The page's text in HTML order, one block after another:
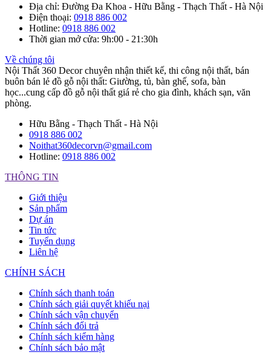
Địa chỉ: Đường Đa Khoa - Hữu Bằng - Thạch Thất - Hà Nội
Điện thoại: 0918 886 002
Hotline: 0918 886 002
Thời gian mở cửa: 9h:00 - 21:30h
Về chúng tôi
Nội Thất 360 Decor chuyên nhận thiết kế, thi công nội thất, bán
buôn bán lẻ đồ gỗ nội thất: Giường, tủ, bàn ghế, sofa, bàn
học...cung cấp đồ gỗ nội thất giá rẻ cho gia đình, khách sạn, văn
phòng.
Hữu Bằng - Thạch Thất - Hà Nội
0918 886 002
Noithat360decorvn@gmail.com
Hotline: 0918 886 002
THÔNG TIN
Giới thiệu
Sản phẩm
Dự án
Tin tức
Tuyển dụng
Liên hệ
CHÍNH SÁCH
Chính sách thanh toán
Chính sách giải quyết khiếu nại
Chính sách vận chuyển
Chính sách đổi trả
Chính sách kiểm hàng
Chính sách bảo mật